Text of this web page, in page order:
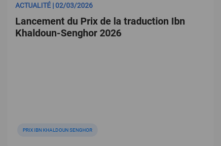
ACTUALITÉ | 02/03/2026
Lancement du Prix de la traduction Ibn
Khaldoun-Senghor 2026
PRIX IBN KHALDOUN SENGHOR